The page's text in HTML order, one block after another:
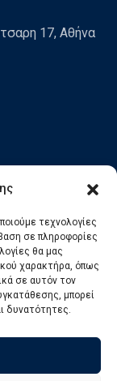
τεχνολογίες
σε πληροφορίες
θα μας
χαρακτήρα, όπως
σε αυτόν τον
μπορεί
δυνατότητες.
17, Αθήνα
για τα νέα